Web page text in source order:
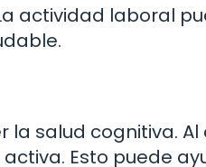
actividad laboral
salud cognitiva.
Esto puede